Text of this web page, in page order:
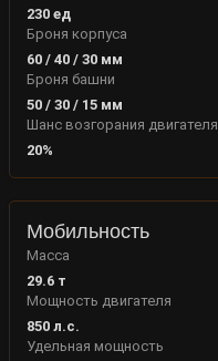
230ед
Броня корпуса
60/ 40/ 30мм
Броня башни
50 / 30 / 15 мм
Шанс возгорания двигателя
20%
Мобильность
Масса
29.6т
Мощность двигателя
850л.с.
Удельная мощность